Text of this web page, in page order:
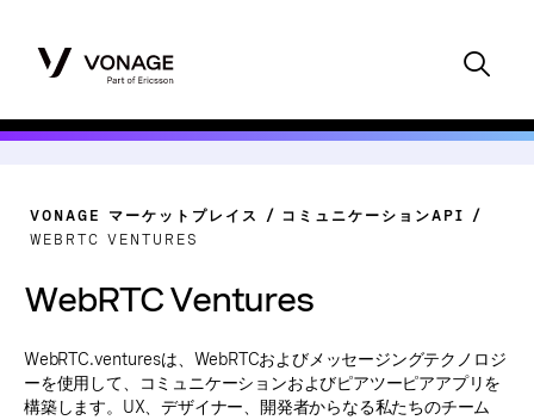
VONAGE マーケットプレイス
コミュニケーションAPI
WEBRTC VENTURES
WebRTC Ventures
WebRTC.venturesは、WebRTCおよびメッセージングテクノロジ
ーを使用して、コミュニケーションおよびピアツーピアアプリを
構築します。UX、デザイナー、開発者からなる私たちのチーム